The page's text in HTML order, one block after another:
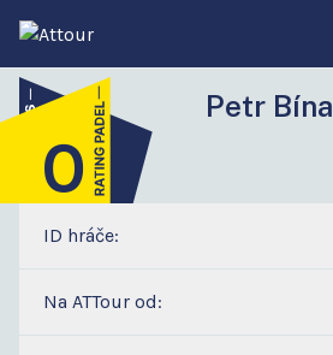
Petr Bína
4
0
ID hráče:
Na ATTour od: